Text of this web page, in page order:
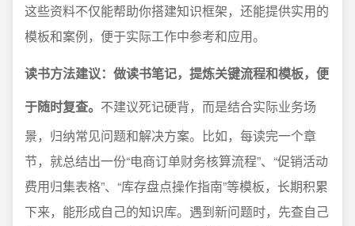
这些资料不仅能帮助你搭建知识框架，还能提供实用的
模板和案例，便于实际工作中参考和应用。
读书方法建议：做读书笔记，提炼关键流程和模板，便
于随时复查。 不建议死记硬背，而是结合实际业务场
景，归纳常见问题和解决方案。比如，每读完一个章
节，就总结出一份“电商订单财务核算流程”、“促销活动
费用归集表格”、“库存盘点操作指南”等模板，长期积累
下来，能形成自己的知识库。遇到新问题时，先查自己